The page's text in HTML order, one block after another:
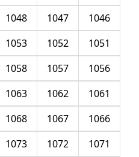
1046
1047
1048
1051
1052
1053
1056
1057
1058
1061
1062
1063
1066
1067
1068
1071
1072
1073